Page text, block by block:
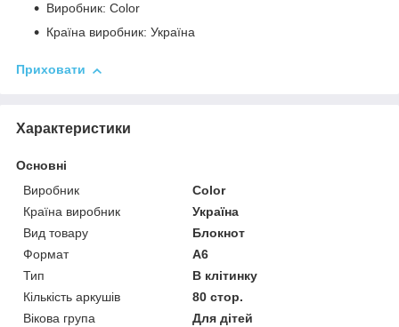
Виробник: Color
Країна виробник: Україна
Приховати
Характеристики
Основні
Виробник
Color
Країна виробник
Україна
Вид товару
Блокнот
Формат
A6
Тип
В клітинку
Кількість аркушів
80 стор.
Вікова група
Для дітей